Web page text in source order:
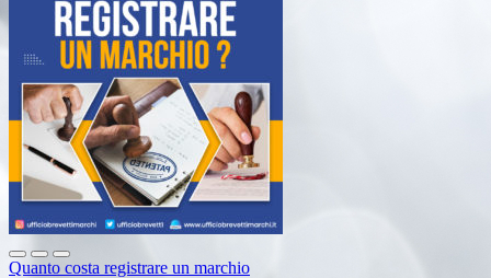
Quanto costa registrare un marchio